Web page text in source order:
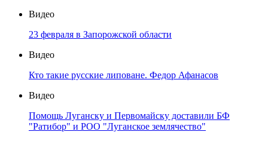
Видео
23 февраля в Запорожской области
Видео
Кто такие русские липоване. Федор Афанасов
Видео
Помощь Луганску и Первомайску доставили БФ
"Ратибор" и РОО "Луганское землячество"